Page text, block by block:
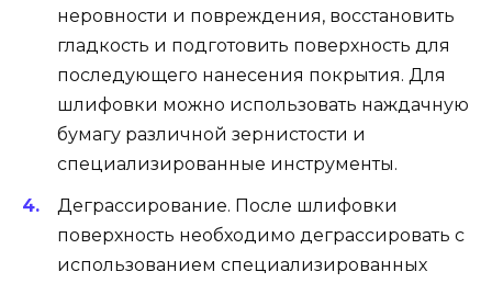
неровности и повреждения, восстановить
гладкость и подготовить поверхность для
последующего нанесения покрытия. Для
шлифовки можно использовать наждачную
бумагу различной зернистости и
специализированные инструменты.
Деграссирование. После шлифовки
поверхность необходимо деграссировать с
использованием специализированных